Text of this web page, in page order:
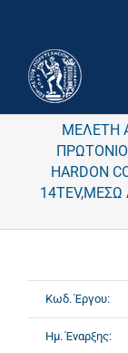
ΜΕΛΕΤΗ
HARDON
14ΤΕV,ΜΕΣΩ
Κωδ. Έργου:
Ημ. Έναρξης: